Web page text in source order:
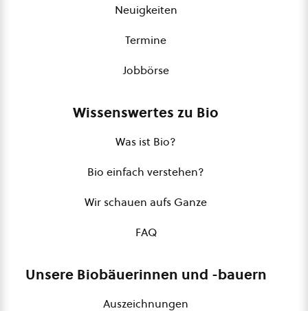
Neuigkeiten
Termine
Jobbörse
Wissenswertes zu Bio
Was ist Bio?
Bio einfach verstehen?
Wir schauen aufs Ganze
FAQ
Unsere Biobäuerinnen und -bauern
Auszeichnungen